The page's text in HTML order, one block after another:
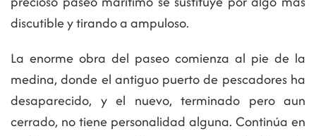
discutible y tirando a ampuloso.
La enorme obra del paseo comienza al pie de la
medina, donde el antiguo puerto de pescadores ha
desaparecido, y el nuevo, terminado pero aun
cerrado, no tiene personalidad alguna. Continúa en